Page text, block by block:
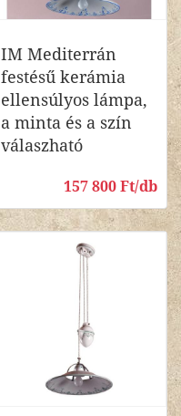
IM Mediterrán
festésű kerámia
ellensúlyos lámpa,
a minta és a szín
válaszható
157 800 Ft/db